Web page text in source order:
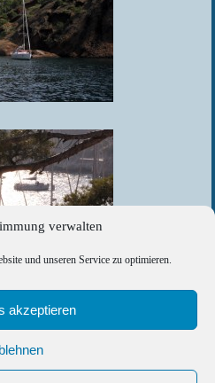
verwalten
und unseren Service zu optimieren.
akzeptieren
Segelreisen GmbH